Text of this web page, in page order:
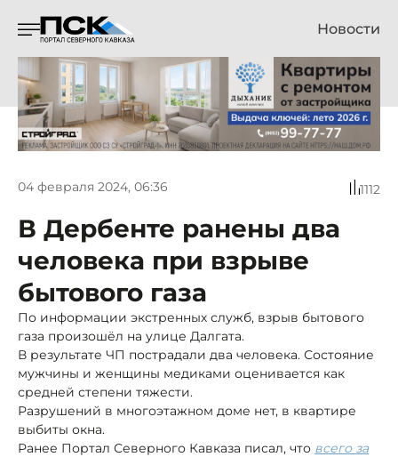
Новости
04 февраля 2024, 06:36 1112
В Дербенте ранены два
человека при взрыве
бытового газа
По информации экстренных служб, взрыв бытового
газа произошёл на улице Далгата.
В результате ЧП пострадали два человека. Состояние
мужчины и женщины медиками оценивается как
средней степени тяжести.
Разрушений в многоэтажном доме нет, в квартире
выбиты окна.
Ранее Портал Северного Кавказа писал, что всего за